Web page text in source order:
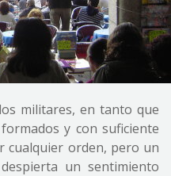
militares, en tanto que
y con suficiente
cualquier orden, pero un
un sentimiento